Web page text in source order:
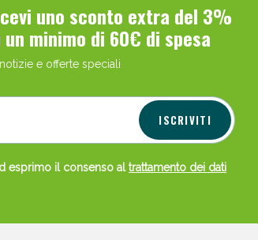
uno sconto extra del 3%
minimo di 60€ di spesa
e offerte speciali
ISCRIVITI
esprimo il consenso al trattamento dei dati
di Oggi